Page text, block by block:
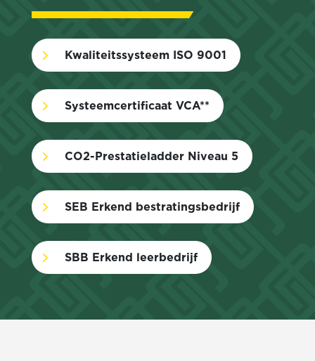
5 Kwaliteitssysteem ISO 9001
5 Systeemcertificaat VCA**
5 CO2-Prestatieladder Niveau 5
5 SEB Erkend bestratingsbedrijf
5 SBB Erkend leerbedrijf